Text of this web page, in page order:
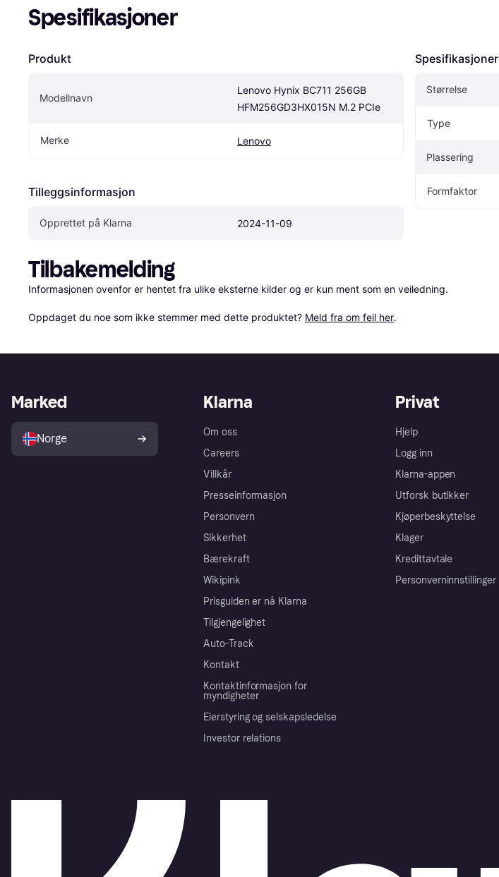
Spesifikasjoner
Produkt
Modellnavn
Lenovo Hynix BC711 256GB
HFM256GD3HX015N M.2 PCIe
Merke Lenovo
Tilleggsinformasjon
Opprettet på Klarna 2024-11-09
Spesifikasjoner
Størrelse
Type
Plassering
Formfaktor
Tilbakemelding
Informasjonen ovenfor er hentet fra ulike eksterne kilder og er kun ment som en veiledning.
Oppdaget du noe som ikke stemmer med dette produktet? Meld fra om feil her.
Klarna
Om oss
Careers
Villkår
Presseinformasjon
Personvern
Sikkerhet
Bærekraft
Wikipink
Prisguiden er nå Klarna
Tilgjengelighet
Auto-Track
Kontakt
Kontaktinformasjon for
myndigheter
Eierstyring og selskapsledelse
Investor relations
Privat
Hjelp
Logg inn
Klarna-appen
Utforsk butikker
Kjøperbeskyttelse
Klager
Kredittavtale
Personverninnstillinger
Marked
Norge